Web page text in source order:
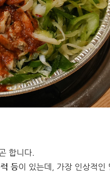
합니다.
등이 있는데, 가장 인상적인